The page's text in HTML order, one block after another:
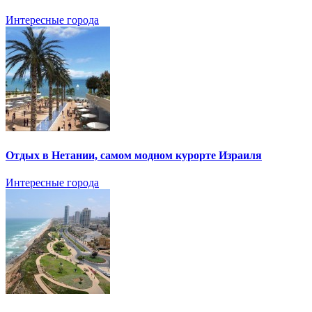
Интересные города
Отдых в Нетании, самом модном курорте Израиля
Интересные города